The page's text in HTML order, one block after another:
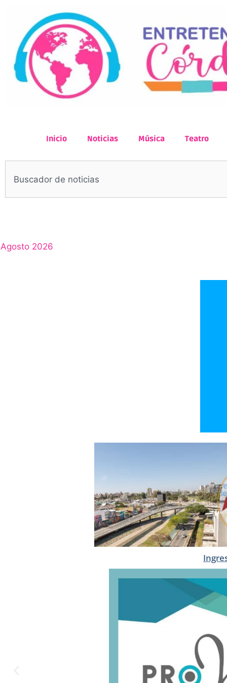
Inicio Noticias Música Teatro
Agosto 2026